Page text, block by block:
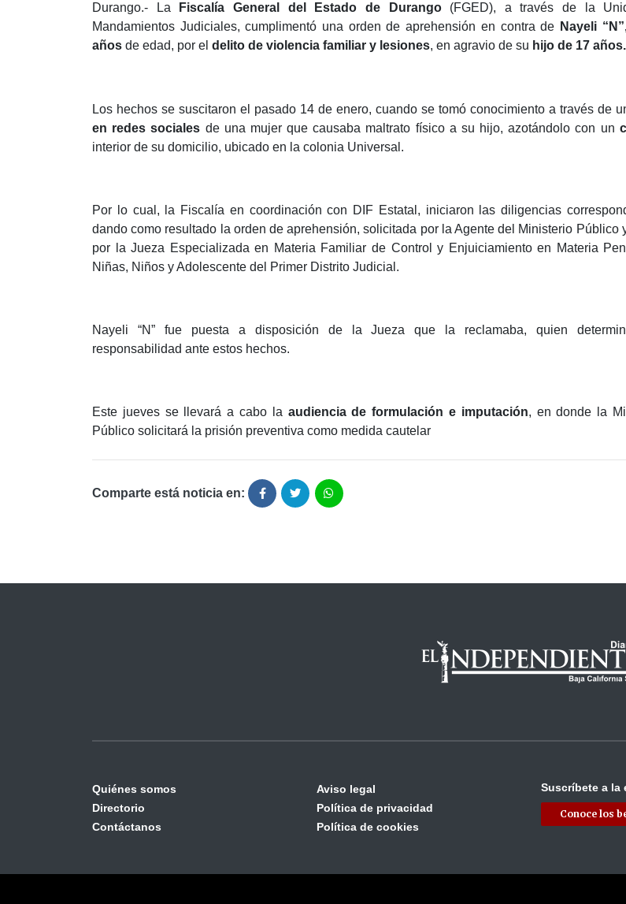
Durango.- La Fiscalía General del Estado de Durango (FGED), a través de la
Mandamientos Judiciales, cumplimentó una orden de aprehensión en contra de Nayeli
años de edad, por el delito de violencia familiar y lesiones, en agravio de su hijo de 17 años.
Los hechos se suscitaron el pasado 14 de enero, cuando se tomó conocimiento a través de
en redes sociales de una mujer que causaba maltrato físico a su hijo, azotándolo con un
interior de su domicilio, ubicado en la colonia Universal.
Por lo cual, la Fiscalía en coordinación con DIF Estatal, iniciaron las diligencias
dando como resultado la orden de aprehensión, solicitada por la Agente del Ministerio Público
por la Jueza Especializada en Materia Familiar de Control y Enjuiciamiento en Materia
Niñas, Niños y Adolescente del Primer Distrito Judicial.
Nayeli “N” fue puesta a disposición de la Jueza que la reclamaba, quien
responsabilidad ante estos hechos.
Este jueves se llevará a cabo la audiencia de formulación e imputación, en donde la
Público solicitará la prisión preventiva como medida cautelar
Comparte está noticia en:
Quiénes somos
Directorio
Contáctanos
Aviso legal
Política de privacidad
Política de cookies
Suscríbete a la
Conoce los